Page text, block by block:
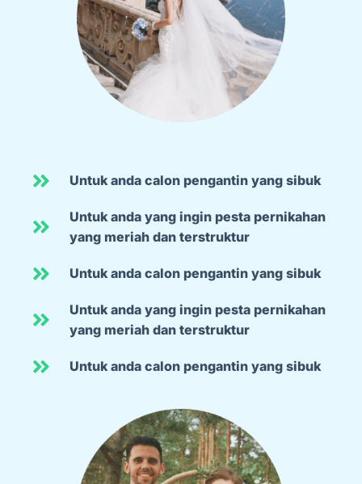
Untuk anda calon pengantin yang sibuk
Untuk anda yang ingin pesta pernikahan
yang meriah dan terstruktur
Untuk anda calon pengantin yang sibuk
Untuk anda yang ingin pesta pernikahan
yang meriah dan terstruktur
Untuk anda calon pengantin yang sibuk